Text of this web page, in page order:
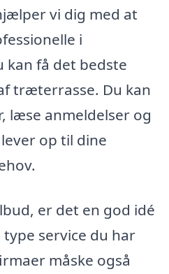
vi dig med at
i
kan få det bedste
træterrasse. Du kan
læse anmeldelser og
op til dine
er det en god idé
service du har
måske også